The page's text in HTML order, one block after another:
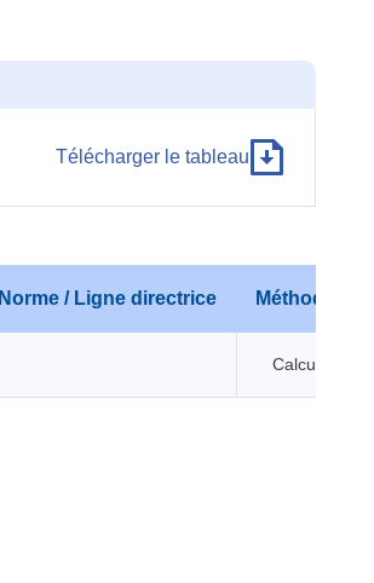
Télécharger le tableau
Norme / Ligne directrice Méthode
Calcul